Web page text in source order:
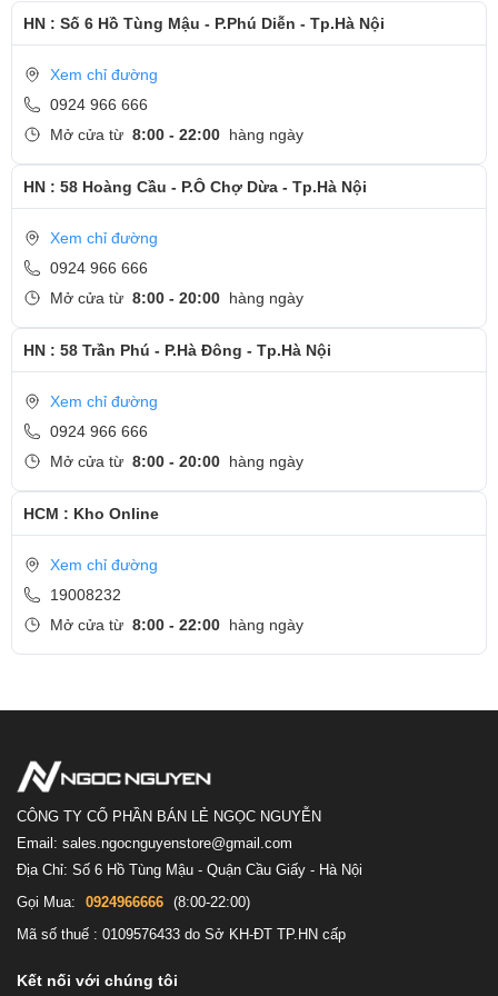
ThinkPad X1 Carbon Gen 6 2018 được trang bị một màn hình 14
inch với độ phân giải FHD 1920*1080, độ sáng lên tới 500 nits hỗ
trợ Dolby Vision HDR cho độ sáng, độ tương phản và không gian
màu lớn hơn. Đối với những doanh nhân dành nhiều thời gian để
xem Netflix trên máy tính xách tay hơn TV thì HDR là một trải
Thời lượng pin khủng
Thế hệ X1 Carbon mới cho thời lượng sử dụng lên tới 15.5 giờ sau
một lần xạc duy nhất. Dựa trên kết quả kiểm tra với MobileMark
2014. Tuổi thọ pin có thể khác biệt lớn tùy vào việc cài đặt, sử dụng
Kết nối đáng kinh ngạc
Carbon X1 hỗ trợ công nghệ Intel® Thunderbolt™ 3&mdash, mang
đến tốc độ kết nối Thunderbolt với cổng USB-C nhanh chóng lên
đến 40 Gbps. Kết nối dây cáp từ ổ USB-C của máy với bất kì thiết
bị hỗ trợ Thunderbolt 3, bạn sẽ trao đổi dữ liệu nhanh hơn 4 lần và
video nhanh hơn 2 lần so với các loại cổng khác, trong khi vẫn
đang sạc pin. Thế là bạn sẽ có cả cổng Thunderbolt, USB-C, và
HN : Số 6 Hồ Tùng Mậu - P.Phú Diễn - Tp.Hà Nội
Xem chỉ đường
0924 966 666
Mở cửa từ 8:00 - 22:00 hàng ngày
HN : 58 Hoàng Cầu - P.Ô Chợ Dừa - Tp.Hà Nội
Xem chỉ đường
0924 966 666
Mở cửa từ 8:00 - 20:00 hàng ngày
HN : 58 Trần Phú - P.Hà Đông - Tp.Hà Nội
Xem chỉ đường
0924 966 666
Mở cửa từ 8:00 - 20:00 hàng ngày
HCM : Kho Online
Xem chỉ đường
19008232
Mở cửa từ 8:00 - 22:00 hàng ngày
CÔNG TY CỔ PHẦN BÁN LẺ NGỌC NGUYỄN
Email: sales.ngocnguyenstore@gmail.com
Địa Chỉ: Số 6 Hồ Tùng Mậu - Quận Cầu Giấy - Hà Nội
Gọi Mua:
0924966666 (8:00-22:00)
Mã số thuế : 0109576433 do Sở KH-ĐT TP.HN cấp
Kết nối với chúng tôi